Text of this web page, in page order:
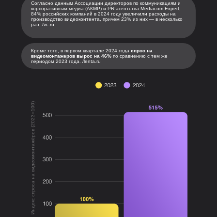
Кроме того, в первом квартале 2024 года спрос на
видеомонтажеров вырос на 46% по сравнению с тем же
периодом 2023 года. /lenta.ru
Согласно данным Ассоциации директоров по коммуникациям и
корпоративным медиа (АКМР) и PR-агентства Mediacom.Expert,
84% российских компаний в 2024 году увеличили расходы на
производство видеоконтента, причем 23% из них — в несколько
раз. /vc.ru
Индекс спроса на видеомонтажёров (2023=100)